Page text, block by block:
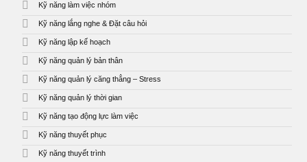
Kỹ năng làm việc nhóm
Kỹ năng lắng nghe & Đặt câu hỏi
Kỹ năng lập kế hoạch
Kỹ năng quản lý bản thân
Kỹ năng quản lý căng thẳng – Stress
Kỹ năng quản lý thời gian
Kỹ năng tạo động lực làm việc
Kỹ năng thuyết phục
Kỹ năng thuyết trình